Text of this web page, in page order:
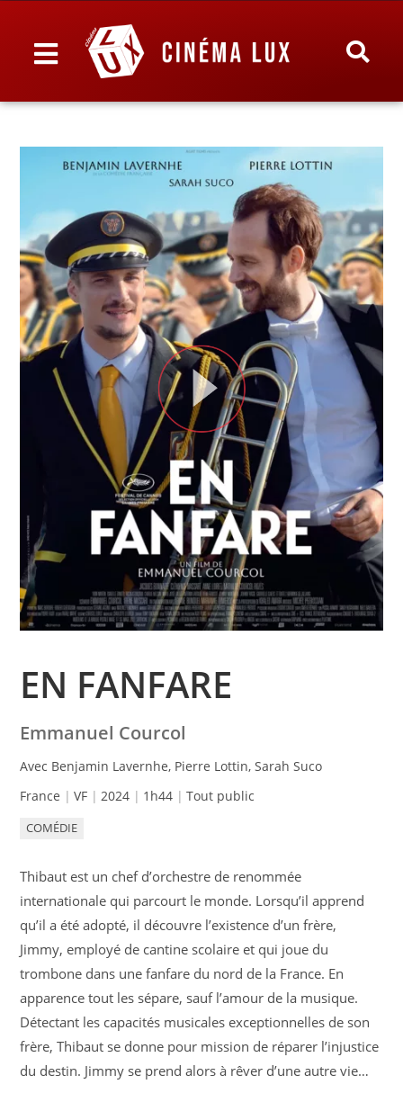
EN FANFARE
Emmanuel Courcol
Avec Benjamin Lavernhe, Pierre Lottin, Sarah Suco
France
VF 2024 1h44 Tout public
COMÉDIE
Thibaut est un chef d’orchestre de renommée
internationale qui parcourt le monde. Lorsqu’il apprend
qu’il a été adopté, il découvre l’existence d’un frère,
Jimmy, employé de cantine scolaire et qui joue du
trombone dans une fanfare du nord de la France. En
apparence tout les sépare, sauf l’amour de la musique.
Détectant les capacités musicales exceptionnelles de son
frère, Thibaut se donne pour mission de réparer l’injustice
du destin. Jimmy se prend alors à rêver d’une autre vie…